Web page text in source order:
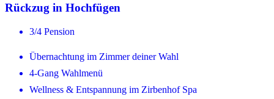
Rückzug in Hochfügen
3/4 Pension
Übernachtung im Zimmer deiner Wahl
4-Gang Wahlmenü
Wellness & Entspannung im Zirbenhof Spa